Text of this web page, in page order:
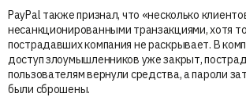
PayPal также признал, что «несколько
несанкционированными транзакциями, хотя
пострадавших компания не раскрывает. В
доступ злоумышленников уже закрыт,
пользователям вернули средства, а пароли
были сброшены.